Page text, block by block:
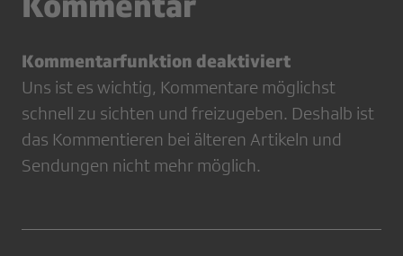
Kommentarfunktion deaktiviert
Uns ist es wichtig, Kommentare möglichst
schnell zu sichten und freizugeben. Deshalb ist
das Kommentieren bei älteren Artikeln und
Sendungen nicht mehr möglich.